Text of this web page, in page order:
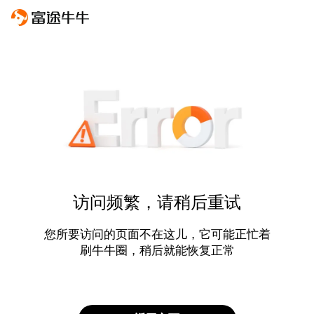
访问频繁，请稍后重试
您所要访问的页面不在这儿，它可能正忙着
刷牛牛圈，稍后就能恢复正常